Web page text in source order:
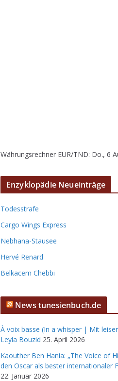
Währungsrechner EUR/TND: Do., 6
Enzyklopädie Neueinträge
Todesstrafe
Cargo Wings Express
Nebhana-Stausee
Hervé Renard
Belkacem Chebbi
News tunesienbuch.de
À voix basse (In a whisper | Mit
Leyla Bouzid 25. April 2026
Kaouther Ben Hania: „The Voice of
den Oscar als bester internationaler
22. Januar 2026